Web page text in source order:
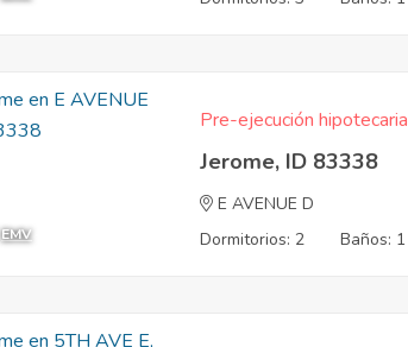
EMV
Pre-ejecución hipotecaria
Jerome, ID 83338
E AVENUE D
Dormitorios: 2
Baños: 1